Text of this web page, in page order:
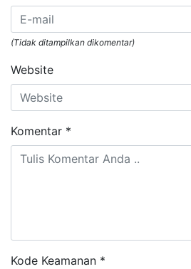
(Tidak ditampilkan dikomentar)
Website
Komentar *
Kode Keamanan *